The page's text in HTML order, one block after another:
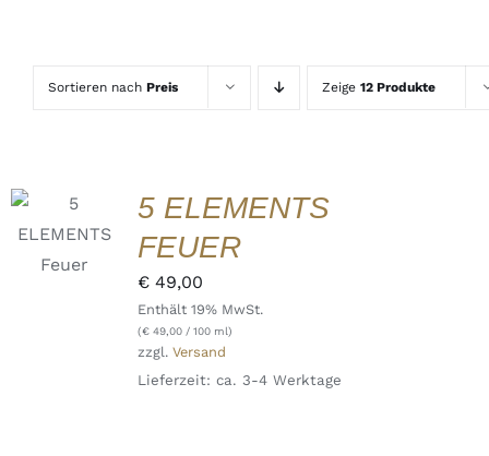
Sortieren nach Preis Zeige 12 Produkte
WARENKORB
/
QUICK
5 ELEMENTS
FEUER
€49,00
Enthält 19% MwSt.
(€49,00/ 100 ml)
zzgl. Versand
Lieferzeit: ca. 3-4 Werktage